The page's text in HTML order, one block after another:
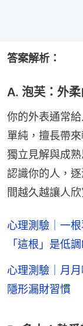
答案解析：
A. 泡芙：外柔
你的外表通常
單純，擅長帶
獨立見解與成
認識你的人，
間越久越讓人
心理測驗｜一
「這根」是低
心理測驗｜月
隱形漏財習慣